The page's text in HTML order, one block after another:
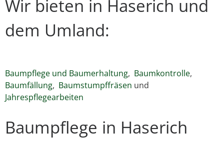
Wir bieten in Haserich und
dem Umland:
Baumpflege und Baumerhaltung, Baumkontrolle,
Baumfällung, Baumstumpffräsen und
Jahrespflegearbeiten
Baumpflege in Haserich